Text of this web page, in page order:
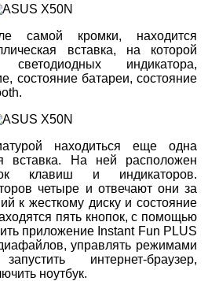
самой кромки, находится
вставка, на которой
индикатора,
состояние батареи, состояние
находиться еще одна
вставка. На ней расположен
клавиш и индикаторов.
четыре и отвечают они за
к жесткому диску и состояние
пять кнопок, с помощью
приложение Instant Fun PLUS
управлять режимами
интернет-браузер,
ноутбук.